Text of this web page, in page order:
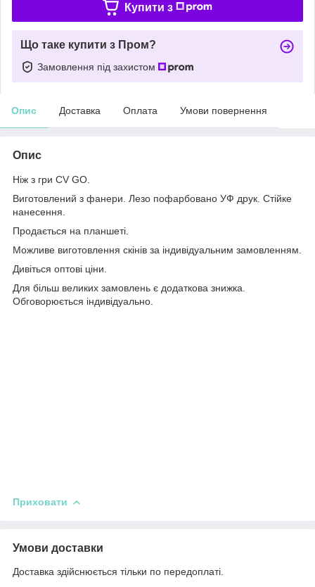
Купити з
Що таке купити з Пром?
Замовлення під захистом
Опис Доставка Оплата Умови повернення
Опис
Ніж з гри CV GO.
Виготовлений з фанери. Лезо пофарбовано УФ друк. Стійке
нанесення.
Продається на планшеті.
Можливе виготовлення скінів за індивідуальним замовленням.
Дивіться оптові ціни.
Для більш великих замовлень є додаткова знижка.
Обговорюється індивідуально.
Приховати
Умови доставки
Доставка здійснюється тільки по передоплаті.